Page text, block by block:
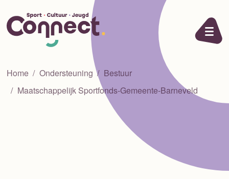
Ga naar de inhoud
Home Ondersteuning
Bestuur
Maatschappelijk Sportfonds-Gemeente-Barneveld